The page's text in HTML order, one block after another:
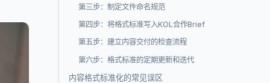
第三步：制定文件命名规范
第四步：将格式标准写入KOL合作Brief
第五步：建立内容交付的检查流程
第六步：格式标准的定期更新和迭代
内容格式标准化的常见误区